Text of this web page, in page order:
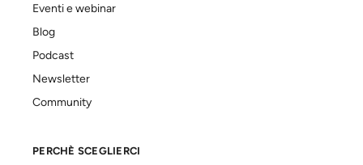
Eventi e webinar
Blog
Podcast
Newsletter
Community
PERCHÈ SCEGLIERCI